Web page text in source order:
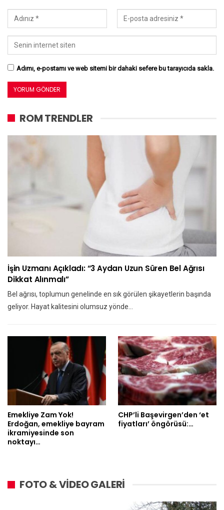
Adımı, e-postamı ve web sitemi bir dahaki sefere bu tarayıcıda sakla.
ROM TRENDLER
İşin Uzmanı Açıkladı: “3 Aydan Uzun Süren Bel Ağrısı
Dikkat Alınmalı”
Bel ağrısı, toplumun genelinde en sık görülen şikayetlerin başında
geliyor. Hayat kalitesini olumsuz yönde…
Emekliye Zam Yok!
Erdoğan, emekliye bayram
ikramiyesinde son
noktayı…
CHP’li Başevirgen’den ‘et
fiyatları’ öngörüsü:…
FOTO & VİDEO GALERİ